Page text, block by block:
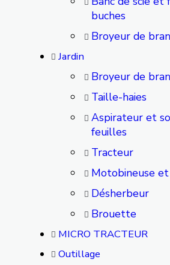
buches
Broyeur de
Jardin
Broyeur de
Taille-haies
Aspirateur et
feuilles
Tracteur
Motobineuse
Désherbeur
Brouette
MICRO TRACTEUR
Outillage